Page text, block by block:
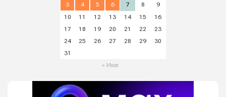
3
4 5 6 7 8
9
10
11 12 13 14 15
16
17
18 19 20 21 22
23
24
25 26 27 28 29
30
31
« Июл